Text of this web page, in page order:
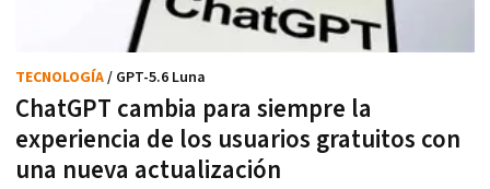
ChatGPT cambia para siempre la
experiencia de los usuarios gratuitos con
una nueva actualización
TECNOLOGÍA/ GPT-5.6 Luna